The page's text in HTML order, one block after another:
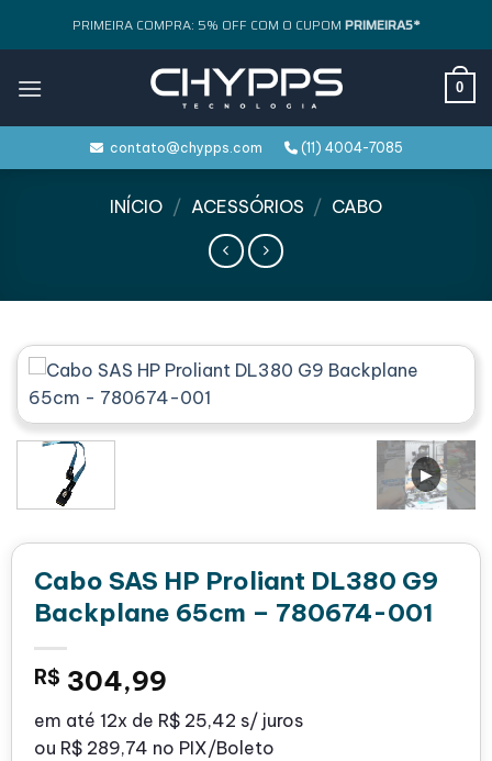
PRIMEIRA COMPRA: 5% OFF COM O CUPOM PRIMEIRA5*
0
contato@chypps.com (11) 4004-7085
INÍCIO / ACESSÓRIOS / CABO
Cabo SAS HP Proliant DL380 G9
Backplane 65cm – 780674-001
R$ 304,99
em até 12x de R$ 25,42 s/ juros
ou R$ 289,74 no PIX/Boleto